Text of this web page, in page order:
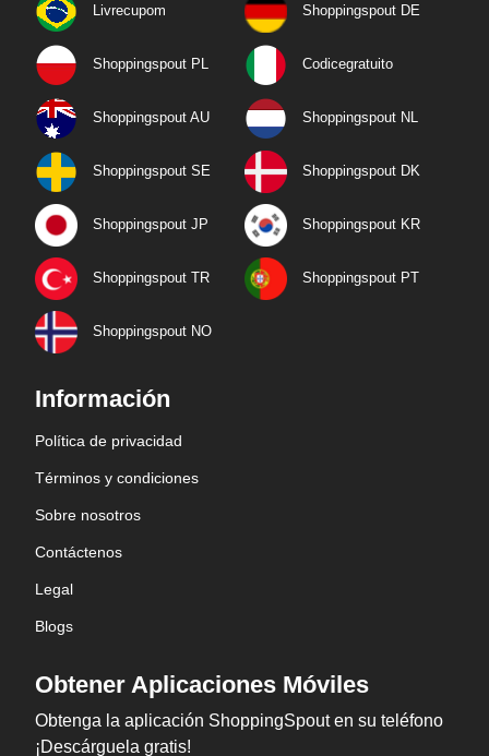
Livrecupom Shoppingspout DE
Shoppingspout PL Codicegratuito
Shoppingspout AU Shoppingspout NL
Shoppingspout SE Shoppingspout DK
Shoppingspout JP Shoppingspout KR
Shoppingspout TR Shoppingspout PT
Shoppingspout NO
Información
Política de privacidad
Términos y condiciones
Sobre nosotros
Contáctenos
Legal
Blogs
Obtener Aplicaciones Móviles
Obtenga la aplicación ShoppingSpout en su teléfono
¡Descárguela gratis!